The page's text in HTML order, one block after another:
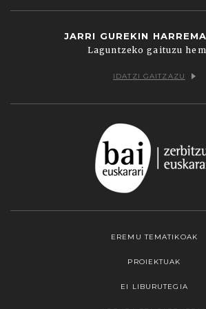
JARRI GUREKIN
Laguntzeko gaituzu
IDATZI GAITZAZU
EREMU TEMATIKOAK
PROIEKTUAK
EI LIBURUTEGIA